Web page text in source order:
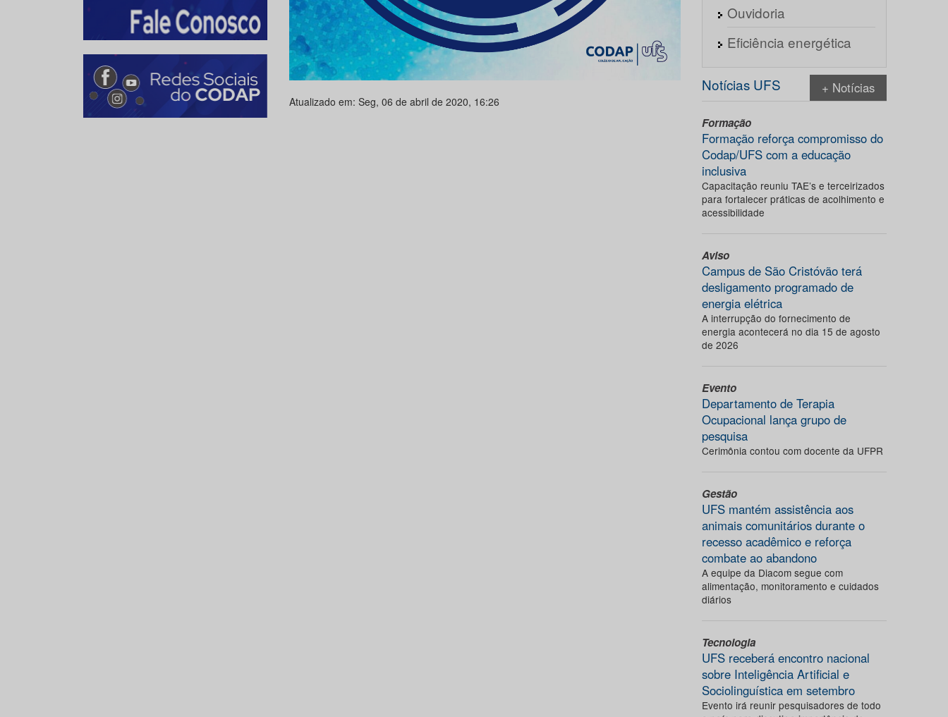
Atualizado em: Seg, 06 de abril de 2020, 16:26
Ouvidoria
Eficiência energética
Notícias UFS + Notícias
Formação
Formação reforça compromisso do
Codap/UFS com a educação
inclusiva
Capacitação reuniu TAE’s e terceirizados
para fortalecer práticas de acolhimento e
acessibilidade
Aviso
Campus de São Cristóvão terá
desligamento programado de
energia elétrica
A interrupção do fornecimento de
energia acontecerá no dia 15 de agosto
de 2026
Evento
Departamento de Terapia
Ocupacional lança grupo de
pesquisa
Cerimônia contou com docente da UFPR
Gestão
UFS mantém assistência aos
animais comunitários durante o
recesso acadêmico e reforça
combate ao abandono
A equipe da Diacom segue com
alimentação, monitoramento e cuidados
diários
Tecnologia
UFS receberá encontro nacional
sobre Inteligência Artificial e
Sociolinguística em setembro
Evento irá reunir pesquisadores de todo